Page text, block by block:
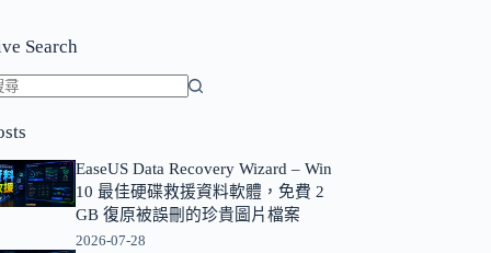
Search
EaseUS Data Recovery Wizard – Win
10 最佳硬碟救援資料軟體，免費 2
GB 復原被誤刪的珍貴圖片檔案
2026-07-28